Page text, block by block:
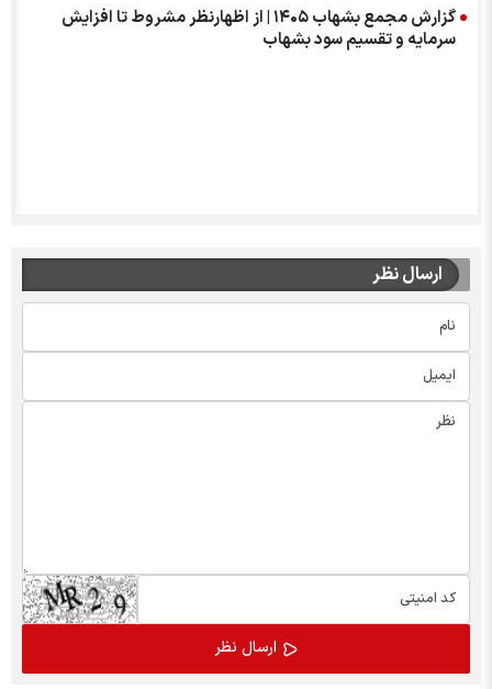
گزارش مجمع بشهاب ۱۴۰۵ | از اظهارنظر مشروط تا افزایش
سرمایه و تقسیم سود بشهاب
ارسال نظر